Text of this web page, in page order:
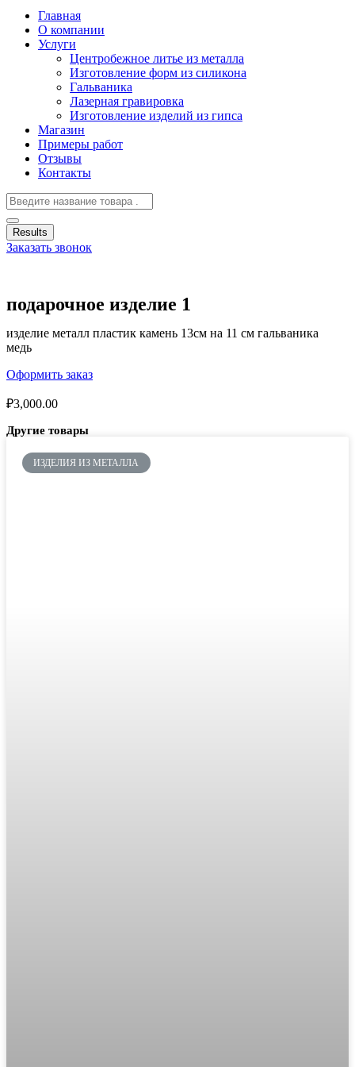
Главная
О компании
Услуги
Центробежное литье из металла
Изготовление форм из силикона
Гальваника
Лазерная гравировка
Изготовление изделий из гипса
Магазин
Примеры работ
Отзывы
Контакты
Results
Заказать звонок
подарочное изделие 1
изделие металл пластик камень 13см на 11 см гальваника
медь
Оформить заказ
₽3,000.00
Другие товары
ИЗДЕЛИЯ ИЗ МЕТАЛЛА